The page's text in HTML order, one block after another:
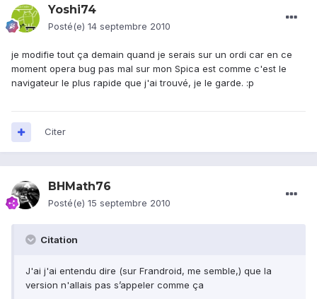
Yoshi74
Posté(e) 14 septembre 2010
je modifie tout ça demain quand je serais sur un ordi car en ce
moment opera bug pas mal sur mon Spica est comme c'est le
navigateur le plus rapide que j'ai trouvé, je le garde. :p
Citer
BHMath76
Posté(e) 15 septembre 2010
Citation
J'ai j'ai entendu dire (sur Frandroid, me semble,) que la
version n'allais pas s’appeler comme ça